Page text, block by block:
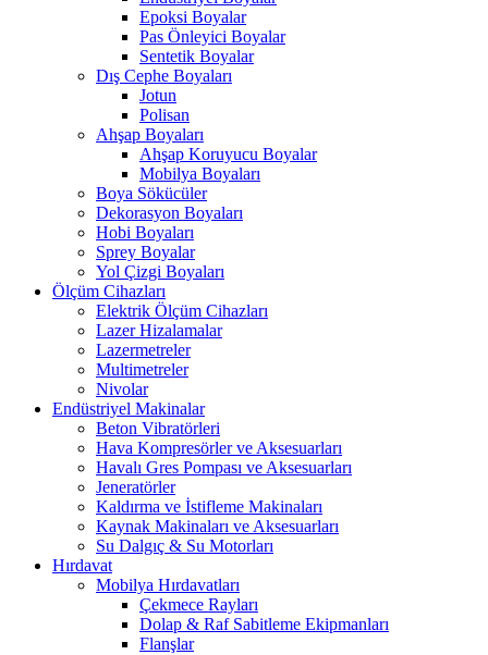
Epoksi Boyalar
Pas Önleyici Boyalar
Sentetik Boyalar
Dış Cephe Boyaları
Jotun
Polisan
Ahşap Boyaları
Ahşap Koruyucu Boyalar
Mobilya Boyaları
Boya Sökücüler
Dekorasyon Boyaları
Hobi Boyaları
Sprey Boyalar
Yol Çizgi Boyaları
Ölçüm Cihazları
Elektrik Ölçüm Cihazları
Lazer Hizalamalar
Lazermetreler
Multimetreler
Nivolar
Endüstriyel Makinalar
Beton Vibratörleri
Hava Kompresörler ve Aksesuarları
Havalı Gres Pompası ve Aksesuarları
Jeneratörler
Kaldırma ve İstifleme Makinaları
Kaynak Makinaları ve Aksesuarları
Su Dalgıç & Su Motorları
Hırdavat
Mobilya Hırdavatları
Çekmece Rayları
Dolap & Raf Sabitleme Ekipmanları
Flanşlar